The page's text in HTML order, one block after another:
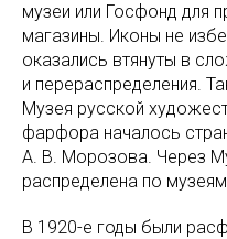
музеи или Госфонд для
магазины. Иконы не
оказались втянуты в
и перераспределения.
Музея русской
фарфора началось
А. В. Морозова. Через
распределена по
В 1920-е годы были